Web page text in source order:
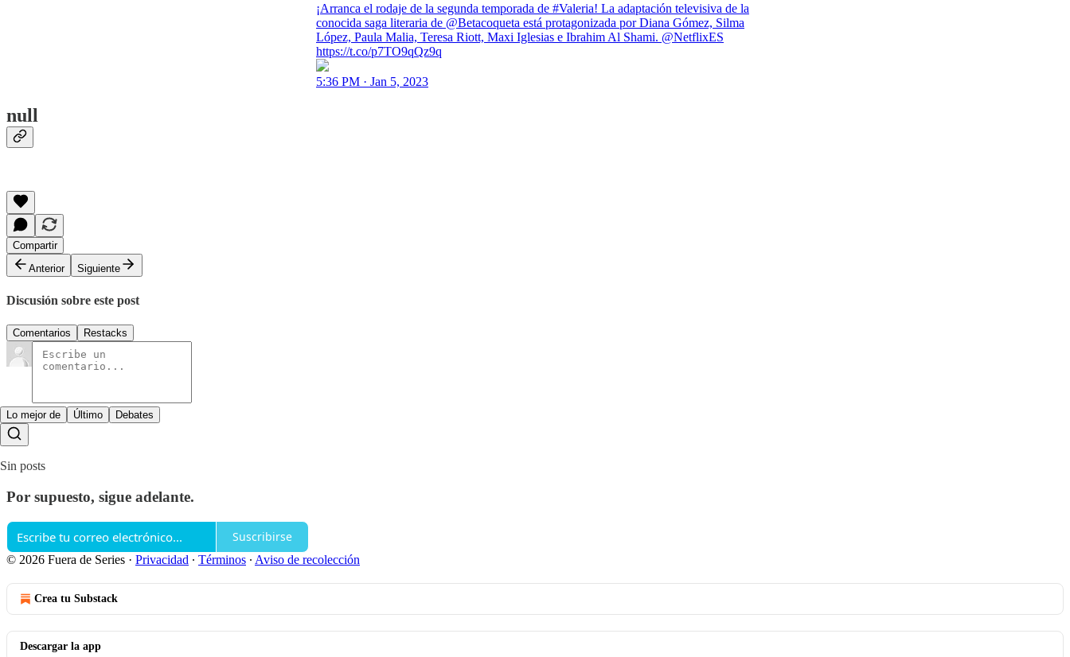
¡Arranca el rodaje de la segunda temporada de #Valeria! La adaptación televisiva de la
conocida saga literaria de @Betacoqueta está protagonizada por Diana Gómez, Silma
López, Paula Malia, Teresa Riott, Maxi Iglesias e Ibrahim Al Shami. @NetflixES
https://t.co/p7TO9qQz9q
5:36 PM · Jan 5, 2023
null
Compartir
Anterior
Siguiente
Discusión sobre este post
Comentarios Restacks
Lo mejor de Último Debates
Sin posts
Por supuesto, sigue adelante.
Suscribirse
© 2026 Fuera de Series · Privacidad ∙ Términos ∙ Aviso de recolección
Crea tu Substack
Descargar la app